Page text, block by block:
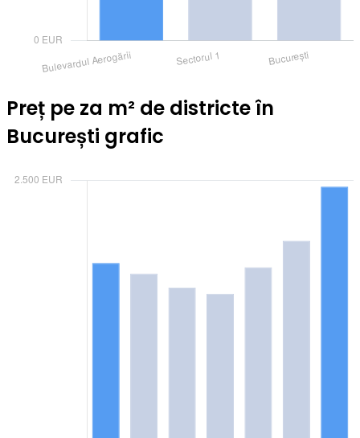
Preț pe za m² de districte în
București grafic